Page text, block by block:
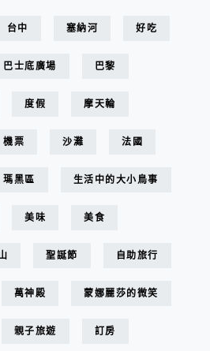
台中 塞納河 好吃
巴士底廣場 巴黎
度假 摩天輪
機票 沙灘 法國
瑪黑區 生活中的大小鳥事
美味 美食
聖誕節 自助旅行
萬神殿 蒙娜麗莎的微笑
親子旅遊 訂房